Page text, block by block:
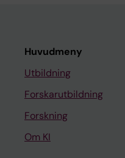
Huvudmeny
Utbildning
Forskarutbildning
Forskning
Om KI